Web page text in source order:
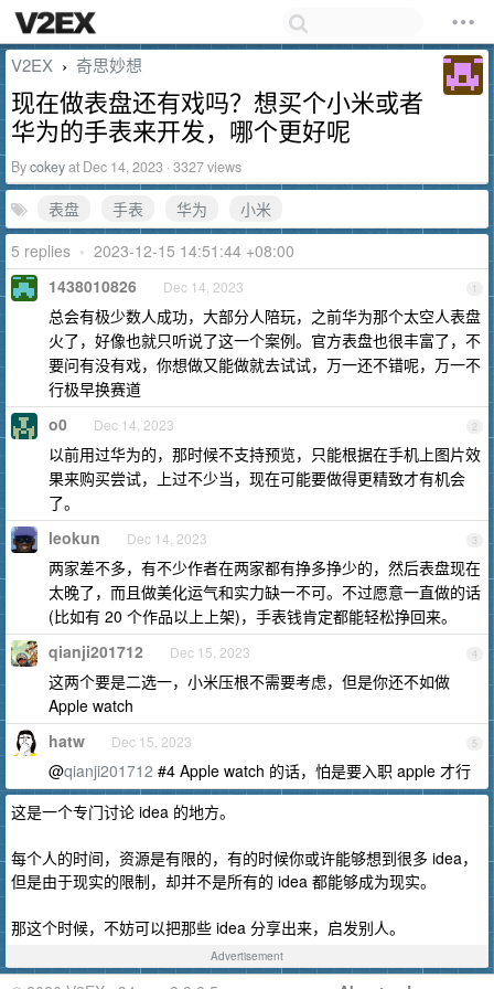
V2EX › 奇思妙想
现在做表盘还有戏吗？想买个小米或者
华为的手表来开发，哪个更好呢
Bycokeyat Dec 14, 2023 · 3327 views
表盘 手表 华为
小米
5 replies • 2023-12-15 14:51:44 +08:00
1
1438010826 Dec 14, 2023
总会有极少数人成功，大部分人陪玩，之前华为那个太空人表盘
火了，好像也就只听说了这一个案例。官方表盘也很丰富了，不
要问有没有戏，你想做又能做就去试试，万一还不错呢，万一不
行极早换赛道
2
o0 Dec 14, 2023
以前用过华为的，那时候不支持预览，只能根据在手机上图片效
果来购买尝试，上过不少当，现在可能要做得更精致才有机会
了。
3
leokun Dec 14, 2023
两家差不多，有不少作者在两家都有挣多挣少的，然后表盘现在
太晚了，而且做美化运气和实力缺一不可。不过愿意一直做的话
(比如有 20 个作品以上上架)，手表钱肯定都能轻松挣回来。
4
qianji201712 Dec 15, 2023
这两个要是二选一，小米压根不需要考虑，但是你还不如做
Apple watch
5
hatw Dec 15, 2023
@qianji201712 #4 Apple watch 的话，怕是要入职 apple 才行
这是一个专门讨论 idea 的地方。
每个人的时间，资源是有限的，有的时候你或许能够想到很多 idea，
但是由于现实的限制，却并不是所有的 idea 都能够成为现实。
那这个时候，不妨可以把那些 idea 分享出来，启发别人。
Advertisement